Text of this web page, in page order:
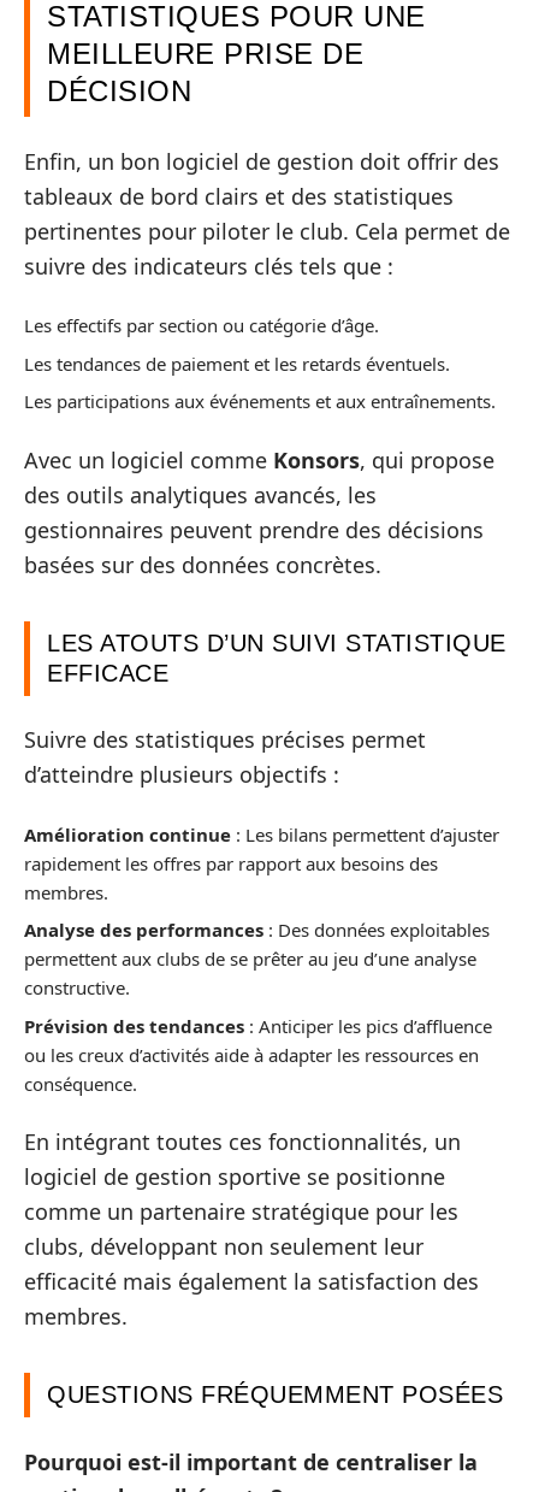
STATISTIQUES POUR UNE
MEILLEURE PRISE DE
DÉCISION
Enfin, un bon logiciel de gestion doit offrir des
tableaux de bord clairs et des statistiques
pertinentes pour piloter le club. Cela permet de
suivre des indicateurs clés tels que :
Les effectifs par section ou catégorie d’âge.
Les tendances de paiement et les retards éventuels.
Les participations aux événements et aux entraînements.
Avec un logiciel comme Konsors, qui propose
des outils analytiques avancés, les
gestionnaires peuvent prendre des décisions
basées sur des données concrètes.
LES ATOUTS D’UN SUIVI STATISTIQUE
EFFICACE
Suivre des statistiques précises permet
d’atteindre plusieurs objectifs :
Amélioration continue : Les bilans permettent d’ajuster
rapidement les offres par rapport aux besoins des
membres.
Analyse des performances : Des données exploitables
permettent aux clubs de se prêter au jeu d’une analyse
constructive.
Prévision des tendances : Anticiper les pics d’affluence
ou les creux d’activités aide à adapter les ressources en
conséquence.
En intégrant toutes ces fonctionnalités, un
logiciel de gestion sportive se positionne
comme un partenaire stratégique pour les
clubs, développant non seulement leur
efficacité mais également la satisfaction des
membres.
QUESTIONS FRÉQUEMMENT POSÉES
Pourquoi est-il important de centraliser la